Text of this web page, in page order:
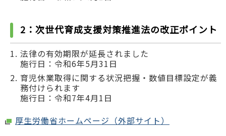
2：次世代育成支援対策推進法の改正ポイント
法律の有効期限が延長されました
施行日：令和6年5月31日
育児休業取得に関する状況把握・数値目標設定が義
務付けられます
施行日：令和7年4月1日
厚生労働省ホームページ（外部サイト）